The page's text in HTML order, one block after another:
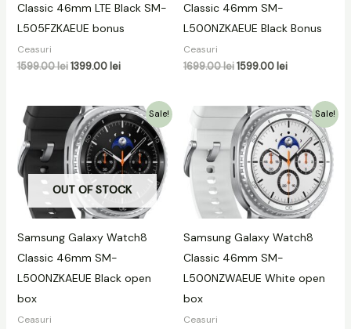
Classic 46mm LTE Black SM-
L505FZKAEUE bonus
Ceasuri
1599.00lei 1399.00lei
Classic 46mm SM-
L500NZKAEUE Black Bonus
Ceasuri
1699.00lei1599.00lei
Sale!
OUT OF STOCK
Samsung Galaxy Watch8
Classic 46mm SM-
L500NZKAEUE Black open
box
Ceasuri
Prețul
inițial
a
fost:
1549.00 lei.
Prețul
curent
este:
1099.00 lei.
Sale!
Samsung Galaxy Watch8
Classic 46mm SM-
L500NZWAEUE White open
box
Ceasuri
Prețul
inițial
a
fost:
1549.00 lei.
Prețul
curent
este:
1099.00 lei.